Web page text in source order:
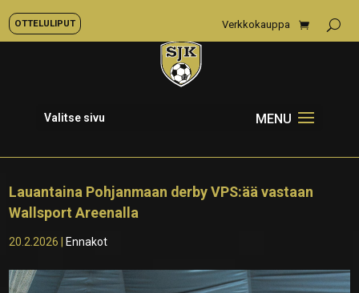
OTTELULIPUT Verkkokauppa
Valitse sivu
Lauantaina Pohjanmaan derby VPS:ää vastaan
Wallsport Areenalla
20.2.2026 Ennakot